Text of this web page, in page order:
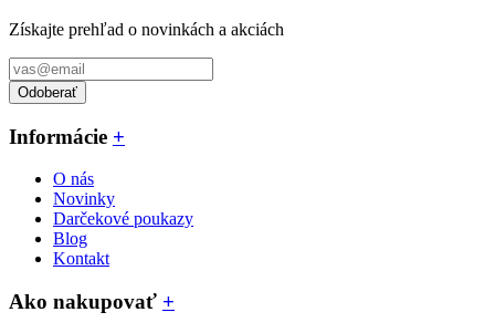
Získajte prehľad o novinkách a akciách
Odoberať
Informácie +
O nás
Novinky
Darčekové poukazy
Blog
Kontakt
Ako nakupovať +